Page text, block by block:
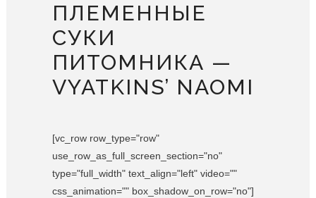
ПЛЕМЕННЫЕ
СУКИ
ПИТОМНИКА —
VYATKINS’ NAOMI
[vc_row row_type="row"
use_row_as_full_screen_section="no"
type="full_width" text_align="left" video=""
css_animation="" box_shadow_on_row="no"]